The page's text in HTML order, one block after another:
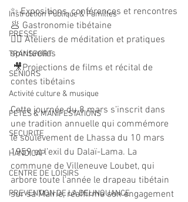
Instruction Publique & Familles
PRESSE
TRANSPORT
SENIORS
Activité culture & musique
FETES & MANIFESTATIONS
SECURITE
HANDICAP
CENTRE DE LOISIRS
PREVENTION DE LA DELINQUANCE
✨ Expositions, conférences et rencontres
🥟 Gastronomie tibétaine
🧘‍♂️ Ateliers de méditation et pratiques
spirituelles
🎥Projections de films et récital de
contes tibétains
Cette journée du 8 mars s’inscrit dans
une tradition annuelle qui commémore
le soulèvement de Lhassa du 10 mars
1959 et l’exil du Dalaï-Lama. La
commune de Villeneuve Loubet, qui
arbore toute l’année le drapeau tibétain
sur sa Mairie, réaffirme son engagement